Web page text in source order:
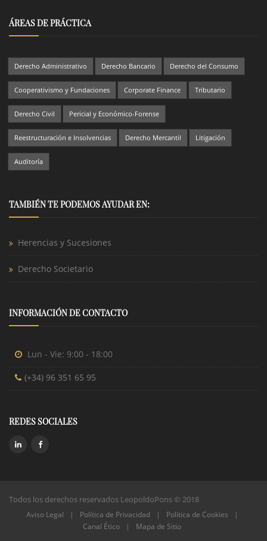
ÁREAS DE PRÁCTICA
Derecho Administrativo Derecho Bancario Derecho del Consumo
Cooperativismo y Fundaciones Corporate Finance Tributario
Derecho Civil Pericial y Económico-Forense
Reestructuración e Insolvencias Derecho Mercantil Litigación
Auditoría
TAMBIÉN TE PODEMOS AYUDAR EN:
Herencias y Sucesiones
Derecho Societario
INFORMACIÓN DE CONTACTO
Lun - Vie: 9:00 - 18:00
(+34) 96 351 65 95
REDES SOCIALES
Todos los derechos reservados LeopoldoPons © 2018
Aviso Legal | Política de Privacidad | Política de Cookies
|
Canal Ético
| Mapa de Sitio